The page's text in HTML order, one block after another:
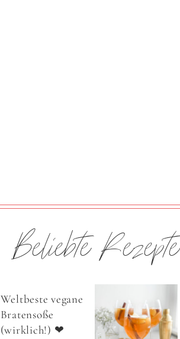
Beliebte Rezepte
Weltbeste vegane
Bratensoße
(wirklich!) ❤